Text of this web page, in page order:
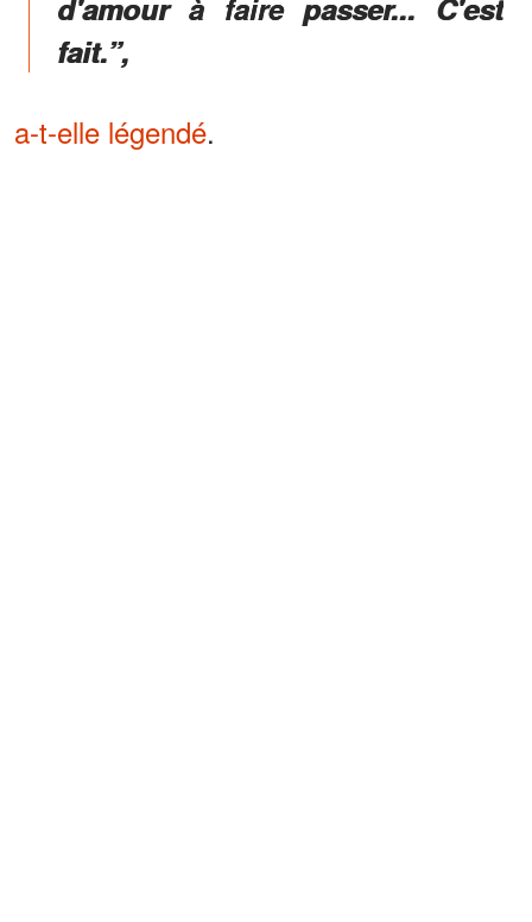
fait.”,
a-t-elle légendé.